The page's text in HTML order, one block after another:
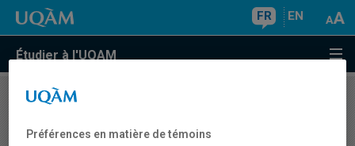
FR EN
Étudier à l'UQAM
COURS//
Préférences en matière de témoins